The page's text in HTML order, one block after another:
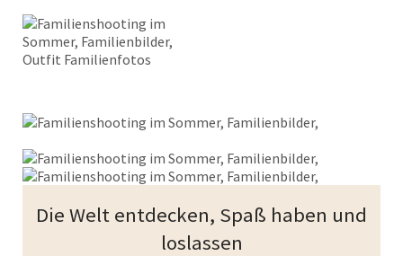
Die Welt entdecken, Spaß haben und
loslassen